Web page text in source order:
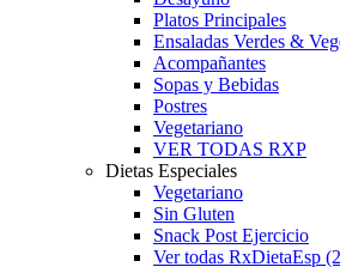
Platos Principales
Ensaladas Verdes &
Acompañantes
Sopas y Bebidas
Postres
Vegetariano
VER TODAS RXP
Dietas Especiales
Vegetariano
Sin Gluten
Snack Post Ejercicio
Ver todas RxDietaEsp